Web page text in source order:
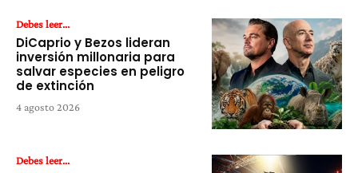
Debes leer...
DiCaprio y Bezos lideran
inversión millonaria para
salvar especies en peligro
de extinción
4 agosto 2026
Debes leer...